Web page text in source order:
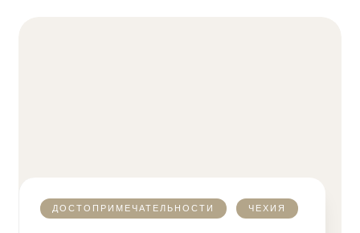
ДОСТОПРИМЕЧАТЕЛЬНОСТИ ЧЕХИЯ